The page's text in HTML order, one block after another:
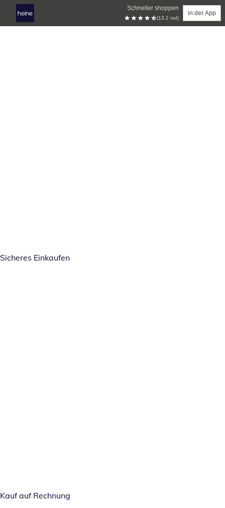
Schneller shoppen
(13.2 tsd)
in der App
Sicheres Einkaufen
Kauf auf Rechnung